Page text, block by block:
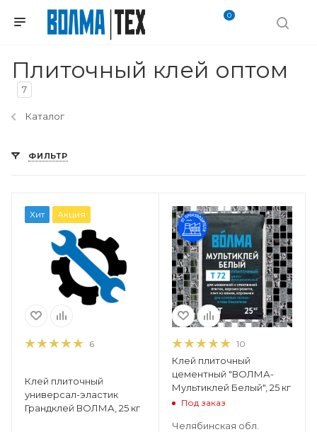
0
Плиточный клей оптом
7
Каталог
ФИЛЬТР
Хит Акция
6
Клей плиточный
универсал-эластик
Грандклей ВОЛМА, 25 кг
10
Клей плиточный
цементный "ВОЛМА-
Мультиклей Белый", 25 кг
Под заказ
Челябинская обл.